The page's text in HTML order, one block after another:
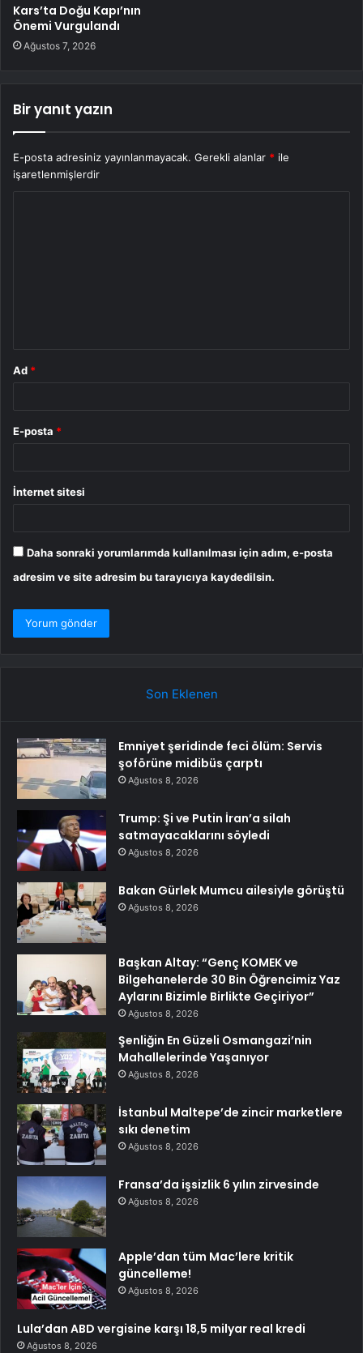
Kars’ta Doğu Kapı’nın
Önemi Vurgulandı
Ağustos 7, 2026
Bir yanıt yazın
E-posta adresiniz yayınlanmayacak. Gerekli alanlar * ile
işaretlenmişlerdir
Ad *
E-posta *
İnternet sitesi
Daha sonraki yorumlarımda kullanılması için adım, e-posta
adresim ve site adresim bu tarayıcıya kaydedilsin.
Son Eklenen
Emniyet şeridinde feci ölüm: Servis
şoförüne midibüs çarptı
Ağustos 8, 2026
Trump: Şi ve Putin İran’a silah
satmayacaklarını söyledi
Ağustos 8, 2026
Bakan Gürlek Mumcu ailesiyle görüştü
Ağustos 8, 2026
Başkan Altay: “Genç KOMEK ve
Bilgehanelerde 30 Bin Öğrencimiz Yaz
Aylarını Bizimle Birlikte Geçiriyor”
Ağustos 8, 2026
Şenliğin En Güzeli Osmangazi’nin
Mahallelerinde Yaşanıyor
Ağustos 8, 2026
İstanbul Maltepe’de zincir marketlere
sıkı denetim
Ağustos 8, 2026
Fransa’da işsizlik 6 yılın zirvesinde
Ağustos 8, 2026
Apple’dan tüm Mac’lere kritik
güncelleme!
Ağustos 8, 2026
Lula’dan ABD vergisine karşı 18,5 milyar real kredi
Ağustos 8, 2026